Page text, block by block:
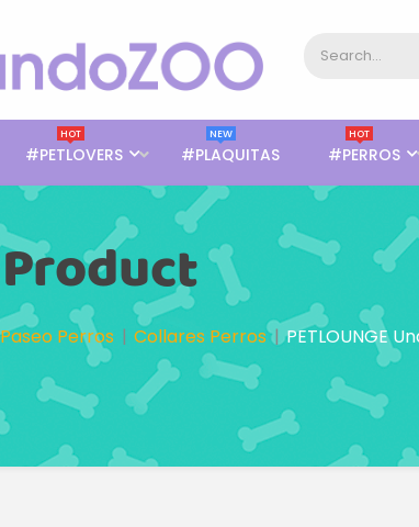
#PETLOVERS
HOT
#PLAQUITAS
NEW
#PERROS
HOT
Paseo Perros Collares Perros PETLOUNGE